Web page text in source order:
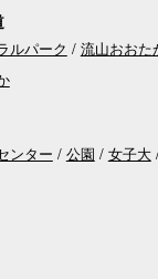
ルパーク 流山おおた
ンター 公園 女子大